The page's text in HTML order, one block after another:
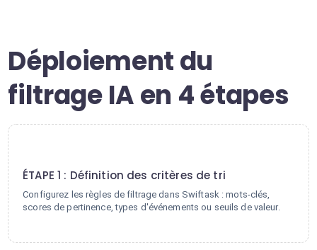
Déploiement du
filtrage IA en 4 étapes
ÉTAPE 1 : Définition des critères de tri
Configurez les règles de filtrage dans Swiftask : mots-clés,
scores de pertinence, types d'événements ou seuils de valeur.